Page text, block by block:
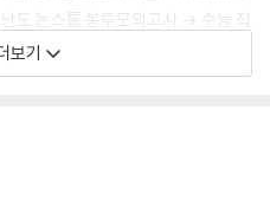
도 논스톱 봉투모의고사 → 수능 직
보기